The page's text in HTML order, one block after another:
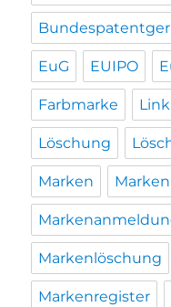
EuG EUIPO
Farbmarke Link
Löschung
Marken
Markenlöschung
Markenregister